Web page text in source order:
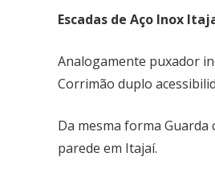
Escadas de Aço Inox
Analogamente puxador
Corrimão duplo
Da mesma forma
parede em Itajaí.